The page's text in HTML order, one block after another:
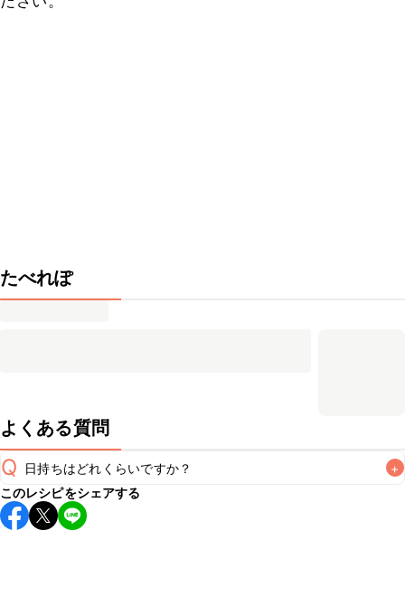
たべれぽ
よくある質問
Q 日持ちはどれくらいですか？ +
保存期間は冷蔵で当日中が目安です。なるべくお早めにお召
し上がりください。
このレシピをシェアする